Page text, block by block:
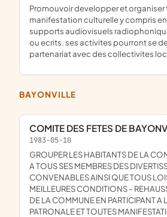
promouvoir developper et organiser tout type de
manifestation culturelle y compris
supports audiovisuels
ou ecrits. ses activites pourront se
partenariat avec des collectivites
BAYONVILLE
COMITE DES FETES DE
1983-05-10
GROUPER LES HABITANTS DE LA COMMUNE, PROCURER
A TOUS SES MEMBRES DES
CONVENABLES AINSI QUE TOUS
MEILLEURES CONDITIONS -
DE LA COMMUNE EN PARTICIPANT A
PATRONALE ET TOUTES